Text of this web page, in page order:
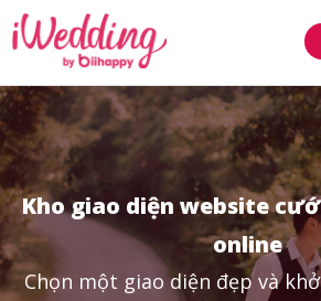
Kho giao diện website
online
Chọn một giao diện đẹp và